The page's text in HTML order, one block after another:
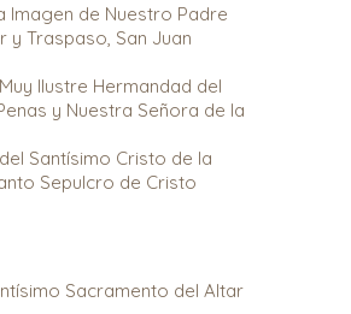
Imagen de Nuestro Padre
y Traspaso, San Juan
Ilustre Hermandad del
y Nuestra Señora de la
Santísimo Cristo de la
Sepulcro de Cristo
Sacramento del Altar